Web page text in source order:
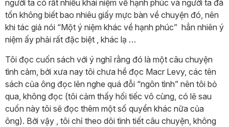
người ta có rất nhiều khái niệm về hạnh phúc và người ta đã
tốn không biết bao nhiêu giấy mực bàn về chuyện đó, nên
khi tác giả nói “Một ý niệm khác về hạnh phúc” hẳn nhiên ý
niệm ấy phải rất đặc biệt , khác lạ …
Tôi đọc cuốn sách với ý nghĩ rằng đó là một câu chuyện
tình cảm, bởi xưa nay tôi chưa hề đọc Macr Levy, các tên
sách của ông đọc lên nghe quá đỗi “ngôn tình” nên tôi bỏ
qua, không đọc (tôi cảm thấy hối tiếc vô cùng, có lẽ sau
cuốn này tôi sẽ đọc thêm một số quyển khác nữa của
ông). Bởi vậy , tôi chỉ theo dõi tình tiết câu chuyện, không